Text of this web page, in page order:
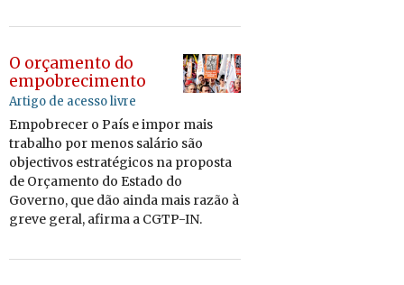
O orçamento do
empobrecimento
Artigo de acesso livre
Em­po­brecer o País e impor mais
tra­balho por menos salário são
ob­jec­tivos es­tratégicos na pro­posta
de Orçamento do Es­tado do
Go­verno, que dão ainda mais razão à
greve geral, afirma a CGTP-IN.